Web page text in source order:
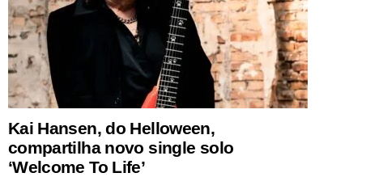
Kai Hansen, do Helloween,
compartilha novo single solo
‘Welcome To Life’